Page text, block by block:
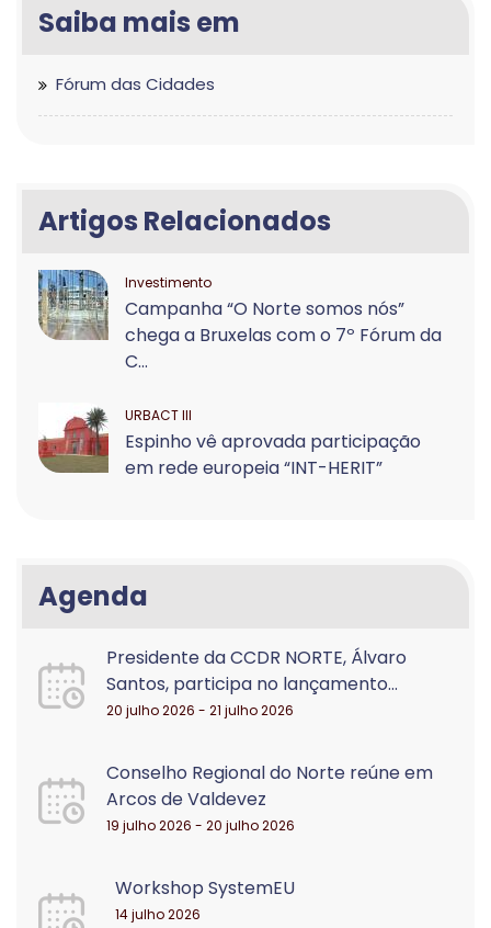
Saiba mais em
Fórum das Cidades
Artigos Relacionados
Investimento
Campanha “O Norte somos nós”
chega a Bruxelas com o 7º Fórum da
C...
URBACT III
Espinho vê aprovada participação
em rede europeia “INT-HERIT”
Agenda
Presidente da CCDR NORTE, Álvaro
Santos, participa no lançamento...
20 julho 2026 - 21 julho 2026
Conselho Regional do Norte reúne em
Arcos de Valdevez
19 julho 2026 - 20 julho 2026
Workshop SystemEU
14 julho 2026